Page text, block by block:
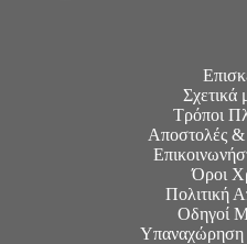
Σχετικά
Τρόποι
Αποστολές &
Όροι
Πολιτική
Οδηγοί
Υπαναχώρηση